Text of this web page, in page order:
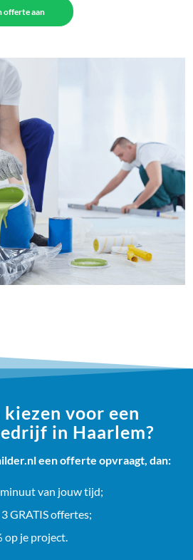
offerte aan
voor een
in Haarlem?
een offerte opvraagt, dan:
van jouw tijd;
GRATIS offertes;
op je project.